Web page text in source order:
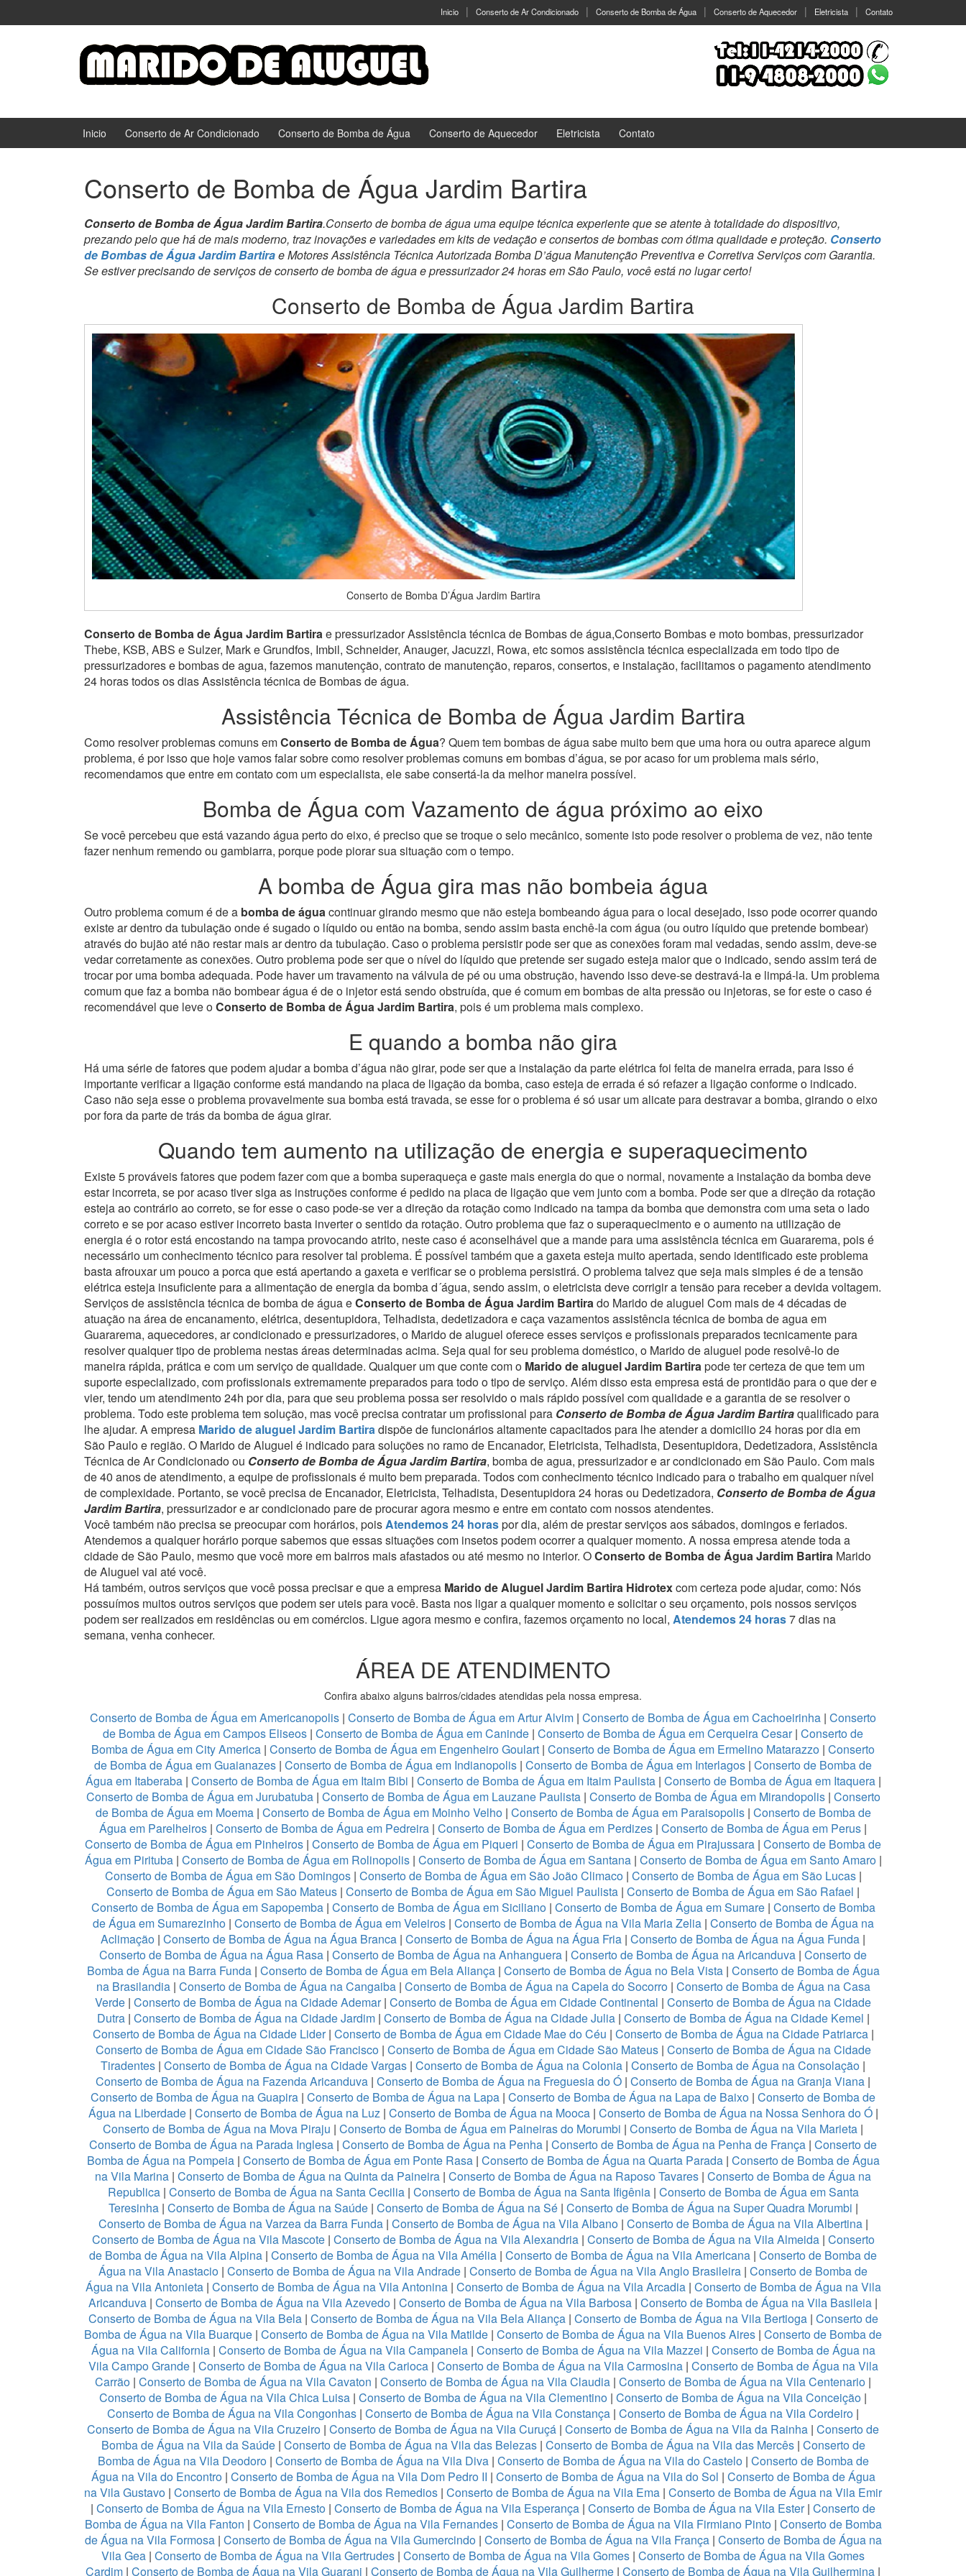
Inicio Conserto de Ar Condicionado Conserto de Bomba de Água Conserto de Aquecedor Eletricista Contato
Inicio Conserto de Ar Condicionado Conserto de Bomba de Água Conserto de Aquecedor Eletricista Contato
Conserto de Bomba de Água Jardim Bartira
Conserto de Bomba de Água Jardim Bartira.Conserto de bomba de água uma equipe técnica experiente que se atente à totalidade do dispositivo,
prezando pelo que há de mais moderno, traz inovações e variedades em kits de vedação e consertos de bombas com ótima qualidade e proteção. Conserto
de Bombas de Água Jardim Bartirae Motores Assistência Técnica Autorizada Bomba D’água Manutenção Preventiva e Corretiva Serviços com Garantia.
Se estiver precisando de serviços de conserto de bomba de água e pressurizador 24 horas em São Paulo, você está no lugar certo!
Conserto de Bomba de Água Jardim Bartira
Conserto de Bomba D’Água Jardim Bartira
Conserto de Bomba de Água Jardim Bartirae pressurizador Assistência técnica de Bombas de água,Conserto Bombas e moto bombas, pressurizador
Thebe, KSB, ABS e Sulzer, Mark e Grundfos, Imbil, Schneider, Anauger, Jacuzzi, Rowa, etc somos assistência técnica especializada em todo tipo de
pressurizadores e bombas de agua, fazemos manutenção, contrato de manutenção, reparos, consertos, e instalação, facilitamos o pagamento atendimento
24 horas todos os dias Assistência técnica de Bombas de água.
Assistência Técnica de Bomba de Água Jardim Bartira
Como resolver problemas comuns emConserto de Bomba de Água? Quem tem bombas de água sabe muito bem que uma hora ou outra aparece algum
problema, é por isso que hoje vamos falar sobre como resolver problemas comuns em bombas d’água, se por acaso for um problema mais sério,
recomendamos que entre em contato com um especialista, ele sabe consertá-la da melhor maneira possível.
Bomba de Água com Vazamento de água próximo ao eixo
Se você percebeu que está vazando água perto do eixo, é preciso que se troque o selo mecânico, somente isto pode resolver o problema de vez, não tente
fazer nenhum remendo ou gambiarra, porque pode piorar sua situação com o tempo.
A bomba de Água gira mas não bombeia água
Outro problema comum é de a bomba de águacontinuar girando mesmo que não esteja bombeando água para o local desejado, isso pode ocorrer quando
existe ar dentro da tubulação onde é sugado o líquido ou então na bomba, sendo assim basta enchê-la com água (ou outro líquido que pretende bombear)
através do bujão até não restar mais ar dentro da tubulação. Caso o problema persistir pode ser que as conexões foram mal vedadas, sendo assim, deve-se
vedar corretamente as conexões. Outro problema pode ser que o nível do líquido que pretende ser sugado esteja maior que o indicado, sendo assim terá de
trocar por uma bomba adequada. Pode haver um travamento na válvula de pé ou uma obstrução, havendo isso deve-se destravá-la e limpá-la. Um problema
comum que faz a bomba não bombear água é de o injetor está sendo obstruída, que é comum em bombas de alta pressão ou injetoras, se for este o caso é
recomendável que leve oConserto de Bomba de Água Jardim Bartira, pois é um problema mais complexo.
E quando a bomba não gira
Há uma série de fatores que podem ajudar a bomba d’água não girar, pode ser que a instalação da parte elétrica foi feita de maneira errada, para isso é
importante verificar a ligação conforme está mandando na placa de ligação da bomba, caso esteja de errada é só refazer a ligação conforme o indicado.
Caso não seja esse o problema provavelmente sua bomba está travada, se esse for o problema é só usar um alicate para destravar a bomba, girando o eixo
por fora da parte de trás da bomba de água girar.
Quando tem aumento na utilização de energia e superaquecimento
Existe 5 prováveis fatores que podem fazer com que a bomba superaqueça e gaste mais energia do que o normal, novamente a instalação da bomba deve
estar incorreta, se por acaso tiver siga as instruções conforme é pedido na placa de ligação que vem junto com a bomba. Pode ser que a direção da rotação
esteja ao contrário ao correto, se for esse o caso pode-se ver a direção da rotação como indicado na tampa da bomba que demonstra com uma seta o lado
correto e se por acaso estiver incorreto basta inverter o sentido da rotação. Outro problema que faz o superaquecimento e o aumento na utilização de
energia é o rotor está encostando na tampa provocando atrito, neste caso é aconselhável que a mande para uma assistência técnica em Guararema, pois é
necessário um conhecimento técnico para resolver tal problema. É possível também que a gaxeta esteja muito apertada, sendo identificado este problema
basta afrouxar um pouco a porca que está apertando a gaxeta e verificar se o problema persistirá. O problema talvez que seja mais simples é de a tensão
elétrica esteja insuficiente para a alimentação de energia da bomba d´água, sendo assim, o eletricista deve corrigir a tensão para receber a devida voltagem.
Serviços de assistência técnica de bomba de água eConserto de Bomba de Água Jardim Bartirado Marido de aluguel Com mais de 4 décadas de
atuação na área de encanamento, elétrica, desentupidora, Telhadista, dedetizadora e caça vazamentos assistência técnica de bomba de agua em
Guararema, aquecedores, ar condicionado e pressurizadores, o Marido de aluguel oferece esses serviços e profissionais preparados tecnicamente para
resolver qualquer tipo de problema nestas áreas determinadas acima. Seja qual for seu problema doméstico, o Marido de aluguel pode resolvê-lo de
maneira rápida, prática e com um serviço de qualidade. Qualquer um que conte com o Marido de aluguel Jardim Bartirapode ter certeza de que tem um
suporte especializado, com profissionais extremamente preparados para todo o tipo de serviço. Além disso esta empresa está de prontidão para o que der e
vier, tendo um atendimento 24h por dia, para que seu problema possa ser resolvido o mais rápido possível com qualidade e a garantia de se resolver o
problema. Todo este problema tem solução, mas você precisa contratar um profissional para Conserto de Bomba de Água Jardim Bartiraqualificado para
lhe ajudar. A empresa Marido de aluguel Jardim Bartiradispõe de funcionários altamente capacitados para lhe atender a domicilio 24 horas por dia em
São Paulo e região. O Marido de Aluguel é indicado para soluções no ramo de Encanador, Eletricista, Telhadista, Desentupidora, Dedetizadora, Assistência
Técnica de Ar Condicionado ou Conserto de Bomba de Água Jardim Bartira, bomba de agua, pressurizador e ar condicionado em São Paulo. Com mais
de 40 anos de atendimento, a equipe de profissionais é muito bem preparada. Todos com conhecimento técnico indicado para o trabalho em qualquer nível
de complexidade. Portanto, se você precisa de Encanador, Eletricista, Telhadista, Desentupidora 24 horas ou Dedetizadora, Conserto de Bomba de Água
Jardim Bartira, pressurizador e ar condicionado pare de procurar agora mesmo e entre em contato com nossos atendentes.
Você também não precisa se preocupar com horários, poisAtendemos 24 horaspor dia, além de prestar serviços aos sábados, domingos e feriados.
Atendemos a qualquer horário porque sabemos que essas situações com insetos podem ocorrer a qualquer momento. A nossa empresa atende toda a
cidade de São Paulo, mesmo que você more em bairros mais afastados ou até mesmo no interior. OConserto de Bomba de Água Jardim Bartira Marido
de Aluguel vai até você.
Há também, outros serviços que você possa precisar e que a empresa Marido de Aluguel Jardim Bartira Hidrotexcom certeza pode ajudar, como: Nós
possuímos muitos outros serviços que podem ser uteis para você. Basta nos ligar a qualquer momento e solicitar o seu orçamento, pois nossos serviços
podem ser realizados em residências ou em comércios. Ligue agora mesmo e confira, fazemos orçamento no local, Atendemos 24 horas7 dias na
semana, venha conhecer.
ÁREA DE ATENDIMENTO
Confira abaixo alguns bairros/cidades atendidas pela nossa empresa.
Conserto de Bomba de Água em Americanopolis | Conserto de Bomba de Água em Artur Alvim | Conserto de Bomba de Água em Cachoeirinha | Conserto
de Bomba de Água em Campos Eliseos | Conserto de Bomba de Água em Caninde | Conserto de Bomba de Água em Cerqueira Cesar| Conserto de
Bomba de Água em City America | Conserto de Bomba de Água em Engenheiro Goulart | Conserto de Bomba de Água em Ermelino Matarazzo | Conserto
de Bomba de Água em Guaianazes | Conserto de Bomba de Água em Indianopolis | Conserto de Bomba de Água em Interlagos | Conserto de Bomba de
Água em Itaberaba| Conserto de Bomba de Água em Itaim Bibi | Conserto de Bomba de Água em Itaim Paulista | Conserto de Bomba de Água em Itaquera|
Conserto de Bomba de Água em Jurubatuba| Conserto de Bomba de Água em Lauzane Paulista | Conserto de Bomba de Água em Mirandopolis| Conserto
de Bomba de Água em Moema| Conserto de Bomba de Água em Moinho Velho | Conserto de Bomba de Água em Paraisopolis| Conserto de Bomba de
Água em Parelheiros | Conserto de Bomba de Água em Pedreira | Conserto de Bomba de Água em Perdizes | Conserto de Bomba de Água em Perus |
Conserto de Bomba de Água em Pinheiros | Conserto de Bomba de Água em Piqueri | Conserto de Bomba de Água em Pirajussara | Conserto de Bomba de
Água em Pirituba| Conserto de Bomba de Água em Rolinopolis| Conserto de Bomba de Água em Santana| Conserto de Bomba de Água em Santo Amaro|
Conserto de Bomba de Água em São Domingos| Conserto de Bomba de Água em São João Climaco| Conserto de Bomba de Água em São Lucas|
Conserto de Bomba de Água em São Mateus | Conserto de Bomba de Água em São Miguel Paulista | Conserto de Bomba de Água em São Rafael |
Conserto de Bomba de Água em Sapopemba | Conserto de Bomba de Água em Siciliano| Conserto de Bomba de Água em Sumare| Conserto de Bomba
de Água em Sumarezinho| Conserto de Bomba de Água em Veleiros| Conserto de Bomba de Água na Vila Maria Zelia| Conserto de Bomba de Água na
Aclimação | Conserto de Bomba de Água na Água Branca | Conserto de Bomba de Água na Água Fria | Conserto de Bomba de Água na Água Funda |
Conserto de Bomba de Água na Água Rasa | Conserto de Bomba de Água na Anhanguera | Conserto de Bomba de Água na Aricanduva | Conserto de
Bomba de Água na Barra Funda | Conserto de Bomba de Água em Bela Aliança | Conserto de Bomba de Água no Bela Vista| Conserto de Bomba de Água
na Brasilandia| Conserto de Bomba de Água na Cangaiba| Conserto de Bomba de Água na Capela do Socorro | Conserto de Bomba de Água na Casa
Verde | Conserto de Bomba de Água na Cidade Ademar| Conserto de Bomba de Água em Cidade Continental | Conserto de Bomba de Água na Cidade
Dutra | Conserto de Bomba de Água na Cidade Jardim| Conserto de Bomba de Água na Cidade Julia | Conserto de Bomba de Água na Cidade Kemel |
Conserto de Bomba de Água na Cidade Lider| Conserto de Bomba de Água em Cidade Mae do Céu | Conserto de Bomba de Água na Cidade Patriarca|
Conserto de Bomba de Água em Cidade São Francisco | Conserto de Bomba de Água em Cidade São Mateus| Conserto de Bomba de Água na Cidade
Tiradentes | Conserto de Bomba de Água na Cidade Vargas | Conserto de Bomba de Água na Colonia | Conserto de Bomba de Água na Consolação |
Conserto de Bomba de Água na Fazenda Aricanduva | Conserto de Bomba de Água na Freguesia do Ó | Conserto de Bomba de Água na Granja Viana |
Conserto de Bomba de Água na Guapira | Conserto de Bomba de Água na Lapa | Conserto de Bomba de Água na Lapa de Baixo | Conserto de Bomba de
Água na Liberdade | Conserto de Bomba de Água na Luz| Conserto de Bomba de Água na Mooca| Conserto de Bomba de Água na Nossa Senhora do Ó|
Conserto de Bomba de Água na Mova Piraju | Conserto de Bomba de Água em Paineiras do Morumbi | Conserto de Bomba de Água na Vila Marieta |
Conserto de Bomba de Água na Parada Inglesa | Conserto de Bomba de Água na Penha | Conserto de Bomba de Água na Penha de França | Conserto de
Bomba de Água na Pompeia| Conserto de Bomba de Água em Ponte Rasa| Conserto de Bomba de Água na Quarta Parada| Conserto de Bomba de Água
na Vila Marina | Conserto de Bomba de Água na Quinta da Paineira | Conserto de Bomba de Água na Raposo Tavares | Conserto de Bomba de Água na
Republica| Conserto de Bomba de Água na Santa Cecilia| Conserto de Bomba de Água na Santa Ifigênia | Conserto de Bomba de Água em Santa
Teresinha| Conserto de Bomba de Água na Saúde| Conserto de Bomba de Água na Sé| Conserto de Bomba de Água na Super Quadra Morumbi |
Conserto de Bomba de Água na Varzea da Barra Funda| Conserto de Bomba de Água na Vila Albano| Conserto de Bomba de Água na Vila Albertina|
Conserto de Bomba de Água na Vila Mascote| Conserto de Bomba de Água na Vila Alexandria| Conserto de Bomba de Água na Vila Almeida | Conserto
de Bomba de Água na Vila Alpina | Conserto de Bomba de Água na Vila Amélia | Conserto de Bomba de Água na Vila Americana | Conserto de Bomba de
Água na Vila Anastacio | Conserto de Bomba de Água na Vila Andrade | Conserto de Bomba de Água na Vila Anglo Brasileira | Conserto de Bomba de
Água na Vila Antonieta| Conserto de Bomba de Água na Vila Antonina| Conserto de Bomba de Água na Vila Arcadia | Conserto de Bomba de Água na Vila
Aricanduva | Conserto de Bomba de Água na Vila Azevedo | Conserto de Bomba de Água na Vila Barbosa | Conserto de Bomba de Água na Vila Basileia |
Conserto de Bomba de Água na Vila Bela| Conserto de Bomba de Água na Vila Bela Aliança| Conserto de Bomba de Água na Vila Bertioga| Conserto de
Bomba de Água na Vila Buarque | Conserto de Bomba de Água na Vila Matilde | Conserto de Bomba de Água na Vila Buenos Aires | Conserto de Bomba de
Água na Vila California| Conserto de Bomba de Água na Vila Campanela| Conserto de Bomba de Água na Vila Mazzei | Conserto de Bomba de Água na
Vila Campo Grande| Conserto de Bomba de Água na Vila Carioca| Conserto de Bomba de Água na Vila Carmosina| Conserto de Bomba de Água na Vila
Carrão | Conserto de Bomba de Água na Vila Cavaton | Conserto de Bomba de Água na Vila Claudia | Conserto de Bomba de Água na Vila Centenario |
Conserto de Bomba de Água na Vila Chica Luisa | Conserto de Bomba de Água na Vila Clementino | Conserto de Bomba de Água na Vila Conceição |
Conserto de Bomba de Água na Vila Congonhas | Conserto de Bomba de Água na Vila Constança | Conserto de Bomba de Água na Vila Cordeiro |
Conserto de Bomba de Água na Vila Cruzeiro | Conserto de Bomba de Água na Vila Curuçá | Conserto de Bomba de Água na Vila da Rainha | Conserto de
Bomba de Água na Vila da Saúde| Conserto de Bomba de Água na Vila das Belezas| Conserto de Bomba de Água na Vila das Mercês| Conserto de
Bomba de Água na Vila Deodoro| Conserto de Bomba de Água na Vila Diva| Conserto de Bomba de Água na Vila do Castelo| Conserto de Bomba de
Água na Vila do Encontro| Conserto de Bomba de Água na Vila Dom Pedro II | Conserto de Bomba de Água na Vila do Sol | Conserto de Bomba de Água
na Vila Gustavo | Conserto de Bomba de Água na Vila dos Remedios | Conserto de Bomba de Água na Vila Ema | Conserto de Bomba de Água na Vila Emir
| Conserto de Bomba de Água na Vila Ernesto | Conserto de Bomba de Água na Vila Esperança | Conserto de Bomba de Água na Vila Ester| Conserto de
Bomba de Água na Vila Fanton | Conserto de Bomba de Água na Vila Fernandes| Conserto de Bomba de Água na Vila Firmiano Pinto| Conserto de Bomba
de Água na Vila Formosa| Conserto de Bomba de Água na Vila Gumercindo| Conserto de Bomba de Água na Vila França| Conserto de Bomba de Água na
Vila Gea | Conserto de Bomba de Água na Vila Gertrudes | Conserto de Bomba de Água na Vila Gomes | Conserto de Bomba de Água na Vila Gomes
Cardim | Conserto de Bomba de Água na Vila Guarani | Conserto de Bomba de Água na Vila Guilherme | Conserto de Bomba de Água na Vila Guilhermina |